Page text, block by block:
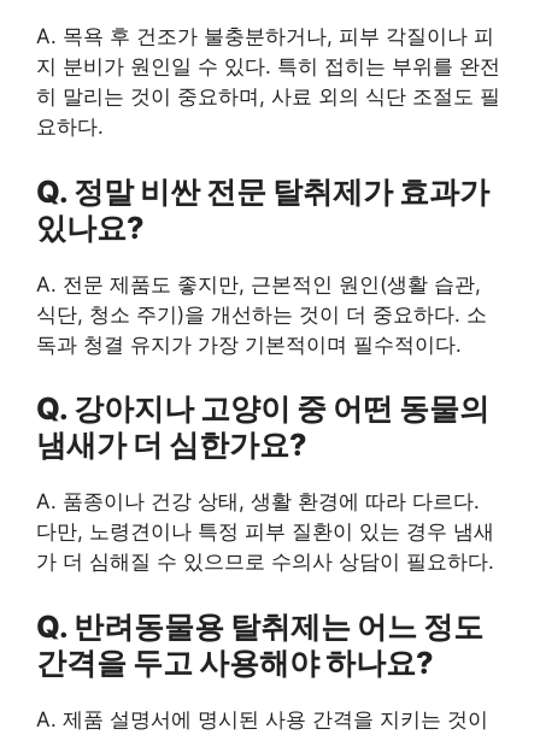
A. 목욕 후 건조가 불충분하거나, 피부 각질이나 피
지 분비가 원인일 수 있다. 특히 접히는 부위를 완전
히 말리는 것이 중요하며, 사료 외의 식단 조절도 필
요하다.
Q. 정말 비싼 전문 탈취제가 효과가
있나요?
A. 전문 제품도 좋지만, 근본적인 원인(생활 습관,
식단, 청소 주기)을 개선하는 것이 더 중요하다. 소
독과 청결 유지가 가장 기본적이며 필수적이다.
Q. 강아지나 고양이 중 어떤 동물의
냄새가 더 심한가요?
A. 품종이나 건강 상태, 생활 환경에 따라 다르다.
다만, 노령견이나 특정 피부 질환이 있는 경우 냄새
가 더 심해질 수 있으므로 수의사 상담이 필요하다.
Q. 반려동물용 탈취제는 어느 정도
간격을 두고 사용해야 하나요?
A. 제품 설명서에 명시된 사용 간격을 지키는 것이